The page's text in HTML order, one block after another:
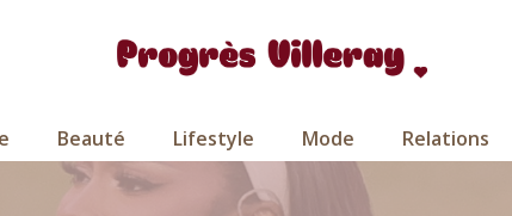
Beauté Lifestyle Mode Relations